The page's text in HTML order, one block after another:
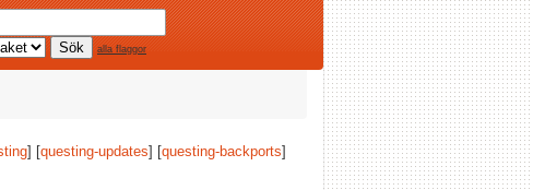
alla flaggor
] [questing-updates] [questing-backports]